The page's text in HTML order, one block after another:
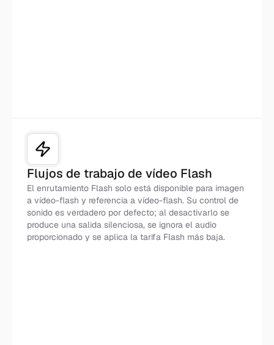
Flujos de trabajo de vídeo Flash
El enrutamiento Flash solo está disponible para imagen
a vídeo-flash y referencia a vídeo-flash. Su control de
sonido es verdadero por defecto; al desactivarlo se
produce una salida silenciosa, se ignora el audio
proporcionado y se aplica la tarifa Flash más baja.